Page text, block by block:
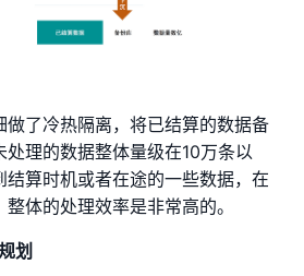
做了冷热隔离，将已结算的数据备
处理的数据整体量级在10万条以
结算时机或者在途的一些数据，在
体的处理效率是非常高的。
划